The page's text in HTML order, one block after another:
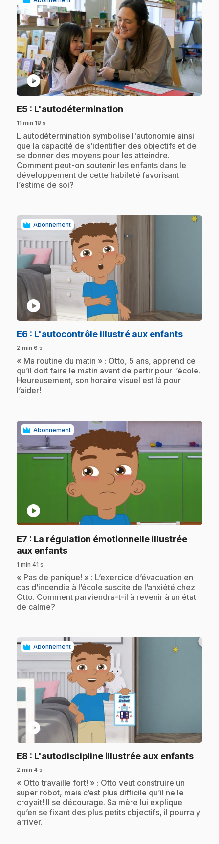
play_circle
E5 : L'autodétermination
11 min 18 s
.L'autodétermination symbolise l'autonomie ainsi
que la capacité de s’identifier des objectifs et de
se donner des moyens pour les atteindre.
Comment peut-on soutenir les enfants dans le
développement de cette habileté favorisant
l’estime de soi?
Abonnement
play_circle
E6 : L'autocontrôle illustré aux enfants.
2 min 6 s
.« Ma routine du matin » : Otto, 5 ans, apprend ce
qu’il doit faire le matin avant de partir pour l’école.
Heureusement, son horaire visuel est là pour
l’aider!
Abonnement
play_circle
E7 : La régulation émotionnelle illustrée
aux enfants.
1 min 41 s
.« Pas de panique! » : L’exercice d’évacuation en
cas d’incendie à l’école suscite de l’anxiété chez
Otto. Comment parviendra-t-il à revenir à un état
de calme?
Abonnement
play_circle
E8 : L'autodiscipline illustrée aux enfants.
2 min 4 s
.« Otto travaille fort! » : Otto veut construire un
super robot, mais c’est plus difficile qu’il ne le
croyait! Il se décourage. Sa mère lui explique
qu’en se fixant des plus petits objectifs, il pourra y
arriver.